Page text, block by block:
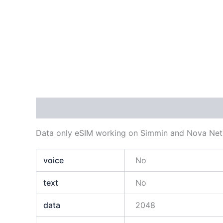
Data only eSIM working on Simmin and Nova
voice No
text No
data 2048